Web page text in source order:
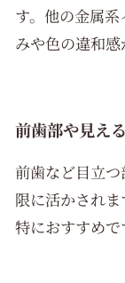
す。他の金属
みや色の違和感
前歯部や見え
前歯など目立
限に活かされ
特におすすめで